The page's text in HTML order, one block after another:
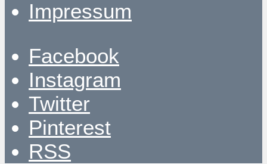
Impressum
Facebook
Instagram
Twitter
Pinterest
RSS